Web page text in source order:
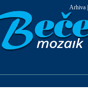
Arhiva